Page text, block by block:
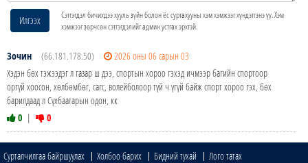
Илгээх
Сэтгэгдэл бичихдээ хууль зүйн болон ёс суртахууны хэм хэмжээг хүндэтгэнэ үү. Хэм
хэмжээг зөрчсөн сэтгэгдэлийг админ устгах эрхтэй.
Зочин (66.181.178.50)
2026 оны 06 сарын 03
Хэдэн бөх тэжээдэг л газар ш дээ, спортын хороо гэхэд ичмээр багийн спортоор
оргүй хоосон, хөлбөмбөг, сагс, волейболоор түй ч үгүй байж спорт хороо гэх, бөх
барилдаад л Сүхбаатарын одон, кк
0 | 0
Сурталчилгаа байршуулах Холбоо барих Бидний тухай Лого татах